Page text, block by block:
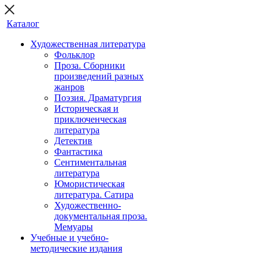
Каталог
Художественная литература
Фольклор
Проза. Сборники
произведений разных
жанров
Поэзия. Драматургия
Историческая и
приключенческая
литература
Детектив
Фантастика
Сентиментальная
литература
Юмористическая
литература. Сатира
Художественно-
документальная проза.
Мемуары
Учебные и учебно-
методические издания